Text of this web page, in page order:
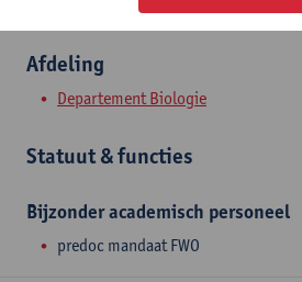
Afdeling
Departement Biologie
Statuut & functies
Bijzonder academisch personeel
predoc mandaat FWO